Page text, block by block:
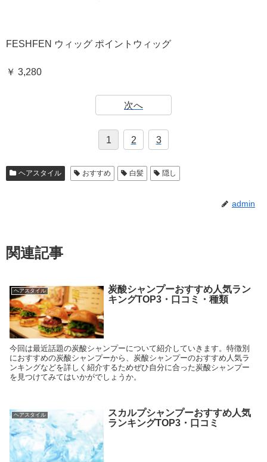
FESHFEN ウィッグ ポイントウィッグ
￥ 3,280
次へ
1 2 3
ヘアスタイル おすすめ 白髪 隠し
admin
関連記事
ヘアスタイル
炭酸シャンプーおすすめ人気ラン
キングTOP3・口コミ・種類
今回は最近話題の炭酸シャンプーについて紹介していきます。特徴別
におすすめの炭酸シャンプーから、炭酸シャンプーのおすすめ人気ラ
ンキングなどを詳しく紹介するためぜひ自分に合った炭酸シャンプー
を見つけてみてはいかがでしょうか。
ヘアスタイル
スカルプシャンプーおすすめ人気
ランキングTOP3・口コミ